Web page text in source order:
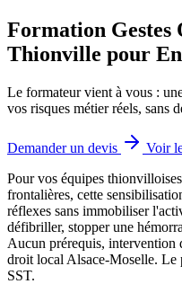
Formation Gestes
Thionville pour
Le formateur vient à vous :
vos risques métier réels, sans
Demander un devis
Voir
Pour vos équipes
frontalières, cette
réflexes sans immobiliser
défibriller, stopper une
Aucun prérequis, intervention
droit local Alsace-Moselle. Le
SST.